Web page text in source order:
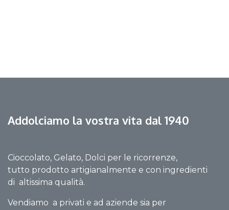
Addolciamo la vostra vita dal 1940
Cioccolato, Gelato, Dolci per le ricorrenze,
tutto prodotto artigianalmente e con ingredienti
di altissima qualità.
Vendiamo a privati e ad aziende sia per